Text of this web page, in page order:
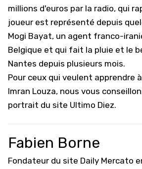
millions d'euros par la radio, qui
joueur est représenté depuis
Mogi Bayat, un agent franco-
Belgique et qui fait la pluie et le
Nantes depuis plusieurs mois.
Pour ceux qui veulent apprendre
Imran Louza, nous vous
portrait du site Ultimo Diez.
Fabien Borne
Fondateur du site Daily Mercato